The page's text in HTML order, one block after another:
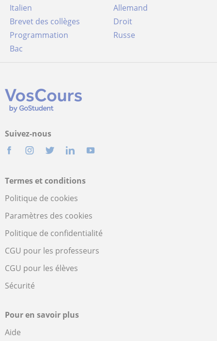
Italien
Allemand
Brevet des collèges
Droit
Programmation
Russe
Bac
Suivez-nous
Termes et conditions
Politique de cookies
Paramètres des cookies
Politique de confidentialité
CGU pour les professeurs
CGU pour les élèves
Sécurité
Pour en savoir plus
Aide